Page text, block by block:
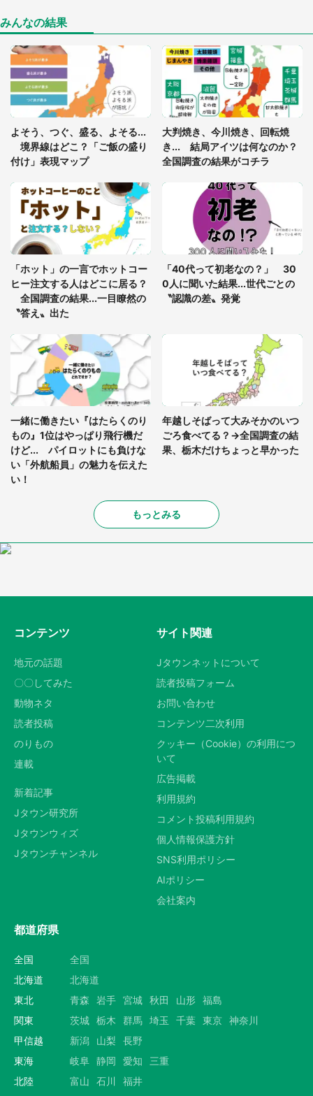
「ゾワゾワする」「本当に気持ち悪い」 道端でバ
グっちゃってた〝野生の野菜〟に6.5万人戦慄
座布団だろ」「食パンの耳」と1.4万人困惑
っ暗な道で遭難状態。なんとか見つけた民家に助け
を求めると、住人の男性が...」
「孫にあげると思って、あなたにこれをあげる」
真夏の山道で見知らぬお婆さんに握らされたもの
（山口県・30代女性）
みんなの結果
よそう、つぐ、盛る、よそる...
境界線はどこ？「ご飯の盛り
付け」表現マップ
大判焼き、今川焼き、回転焼
き... 結局アイツは何なのか？
全国調査の結果がコチラ
「ホット」の一言でホットコー
ヒー注文する人はどこに居る？
全国調査の結果...一目瞭然の
〝答え〟出た
「40代って初老なの？」 30
0人に聞いた結果...世代ごとの
〝認識の差〟発覚
一緒に働きたい『はたらくのり
もの』1位はやっぱり飛行機だ
けど... パイロットにも負けな
い「外航船員」の魅力を伝えた
い！
年越しそばって大みそかのいつ
ごろ食べてる？→全国調査の結
果、栃木だけちょっと早かった
もっとみる
コンテンツ
地元の話題
〇〇してみた
動物ネタ
読者投稿
のりもの
連載
新着記事
Jタウン研究所
Jタウンウィズ
Jタウンチャンネル
サイト関連
Jタウンネットについて
読者投稿フォーム
お問い合わせ
コンテンツ二次利用
クッキー（Cookie）の利用につ
いて
広告掲載
利用規約
コメント投稿利用規約
個人情報保護方針
SNS利用ポリシー
AIポリシー
会社案内
都道府県
全国
全国
北海道
北海道
東北
青森 岩手 宮城 秋田 山形 福島
関東
茨城 栃木 群馬 埼玉 千葉 東京 神奈川
甲信越
新潟 山梨
長野
東海
岐阜 静岡 愛知
三重
北陸
富山 石川
福井